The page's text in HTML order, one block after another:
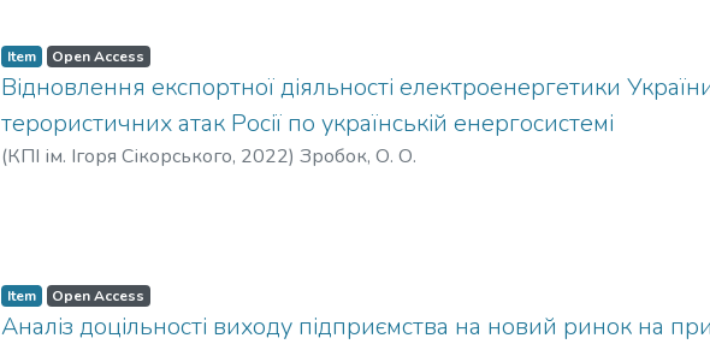
Item Open Access
Відновлення експортної діяльності електроенергетики
терористичних атак Росії по українській енергосистемі
(КПІ ім. Ігоря Сікорського, 2022) Зробок, О. О.
Item Open Access
Аналіз доцільності виходу підприємства на новий ринок на